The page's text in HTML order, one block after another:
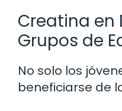
Creatina en
Grupos de
No solo los
beneficiarse de